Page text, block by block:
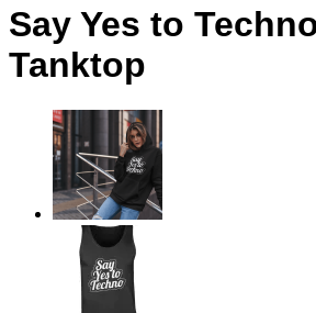
Say Yes to
Tanktop